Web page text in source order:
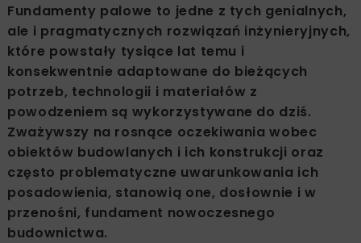
Fundamenty palowe to jedne z tych genialnych,
ale i pragmatycznych rozwiązań inżynieryjnych,
które powstały tysiące lat temu i
konsekwentnie adaptowane do bieżących
potrzeb, technologii i materiałów z
powodzeniem są wykorzystywane do dziś.
Zważywszy na rosnące oczekiwania wobec
obiektów budowlanych i ich konstrukcji oraz
często problematyczne uwarunkowania ich
posadowienia, stanowią one, dosłownie i w
przenośni, fundament nowoczesnego
budownictwa.